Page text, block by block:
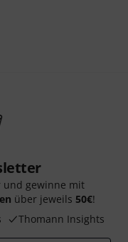
und gewinne mit
über jeweils 50€!
Thomann Insights